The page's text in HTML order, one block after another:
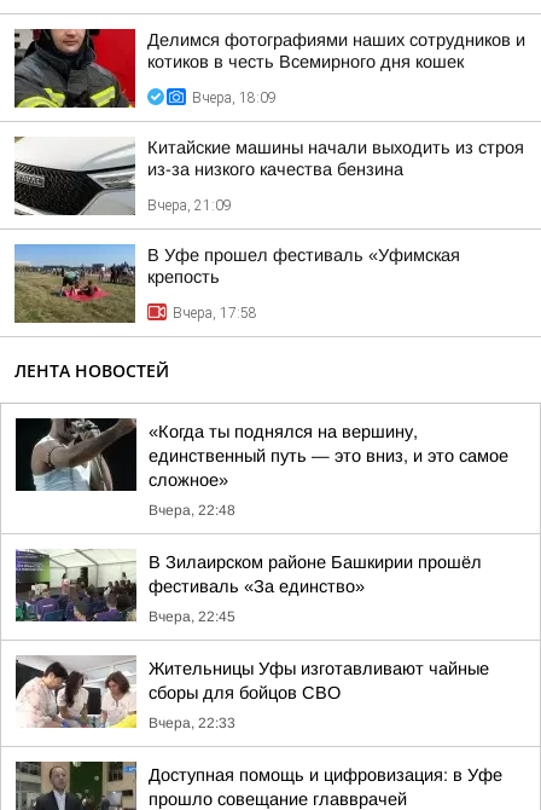
Делимся фотографиями наших сотрудников и
котиков в честь Всемирного дня кошек
Вчера, 18:09
Китайские машины начали выходить из строя
из-за низкого качества бензина
Вчера, 21:09
В Уфе прошел фестиваль «Уфимская
крепость
Вчера, 17:58
ЛЕНТА НОВОСТЕЙ
«Когда ты поднялся на вершину,
единственный путь — это вниз, и это самое
сложное»
Вчера, 22:48
В Зилаирском районе Башкирии прошёл
фестиваль «За единство»
Вчера, 22:45
Жительницы Уфы изготавливают чайные
сборы для бойцов СВО
Вчера, 22:33
Доступная помощь и цифровизация: в Уфе
прошло совещание главврачей